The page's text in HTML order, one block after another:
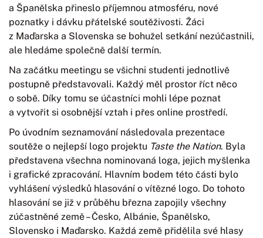
a Španělska přineslo příjemnou atmosféru, nové
poznatky i dávku přátelské soutěživosti. Žáci
z Maďarska a Slovenska se bohužel setkání nezúčastnili,
ale hledáme společně další termín.
Na začátku meetingu se všichni studenti jednotlivě
postupně představovali. Každý měl prostor říct něco
o sobě. Díky tomu se účastníci mohli lépe poznat
a vytvořit si osobnější vztah i přes online prostředí.
Po úvodním seznamování následovala prezentace
soutěže o nejlepší logo projektu Taste the Nation. Byla
představena všechna nominovaná loga, jejich myšlenka
i grafické zpracování. Hlavním bodem této části bylo
vyhlášení výsledků hlasování o vítězné logo. Do tohoto
hlasování se již v průběhu března zapojily všechny
zúčastněné země – Česko, Albánie, Španělsko,
Slovensko i Maďarsko. Každá země přidělila své hlasy